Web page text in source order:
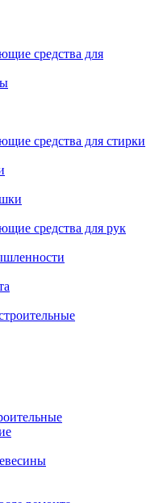
средства для
средства для стирки
средства для рук